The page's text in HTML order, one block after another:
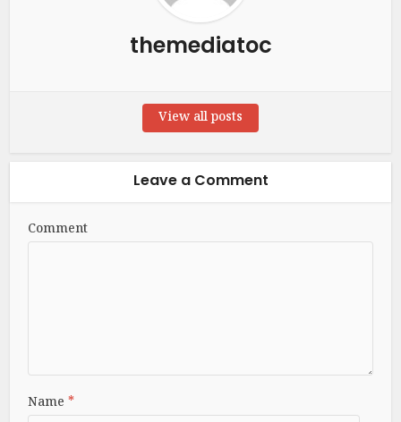
themediatoc
View all posts
Leave a Comment
Comment
Name*